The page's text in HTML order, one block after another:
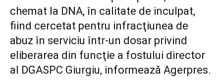
chemat la DNA, în calitate de inculpat,
fiind cercetat pentru infracţiunea de
abuz în serviciu într-un dosar privind
eliberarea din funcţie a fostului director
al DGASPC Giurgiu, informează Agerpres.